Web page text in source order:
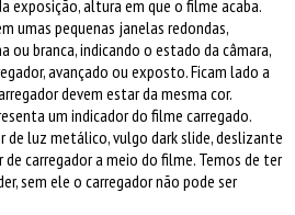
exposição, altura em que o filme acaba.
umas pequenas janelas redondas,
ou branca, indicando o estado da câmara,
avançado ou exposto. Ficam lado a
devem estar da mesma cor.
um indicador do filme carregado.
de luz metálico, vulgo dark slide, deslizante
carregador a meio do filme. Temos de ter
sem ele o carregador não pode ser